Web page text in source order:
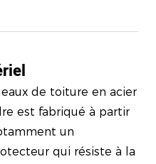
de toiture en acier
est fabriqué à partir
un
qui résiste à la